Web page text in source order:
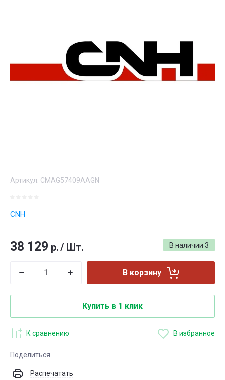
Артикул: CMAG57409AAGN
CNH
В наличии 3
38 129 р./ Шт.
В корзину
Купить в 1 клик
К сравнению В избранное
Поделиться
Распечатать